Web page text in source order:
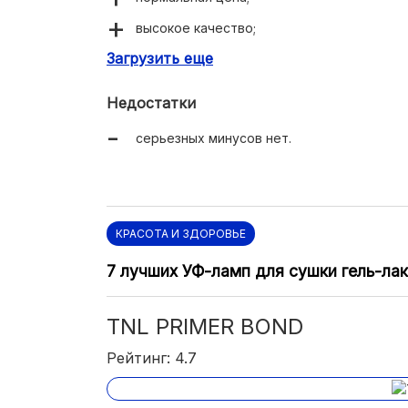
высокое качество;
защита от сколов и расслаивания;
Загрузить еще
Недостатки
серьезных минусов нет.
КРАСОТА И ЗДОРОВЬЕ
7 лучших УФ-ламп для сушки гель-
TNL PRIMER BOND
Рейтинг: 4.7